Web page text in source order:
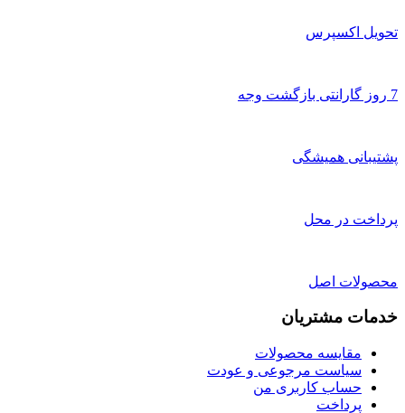
تحویل اکسپرس
7 روز گارانتی بازگشت وجه
پشتیبانی همیشگی
پرداخت در محل
محصولات اصل
خدمات مشتریان
مقایسه محصولات
سیاست مرجوعی و عودت
حساب کاربری من
پرداخت